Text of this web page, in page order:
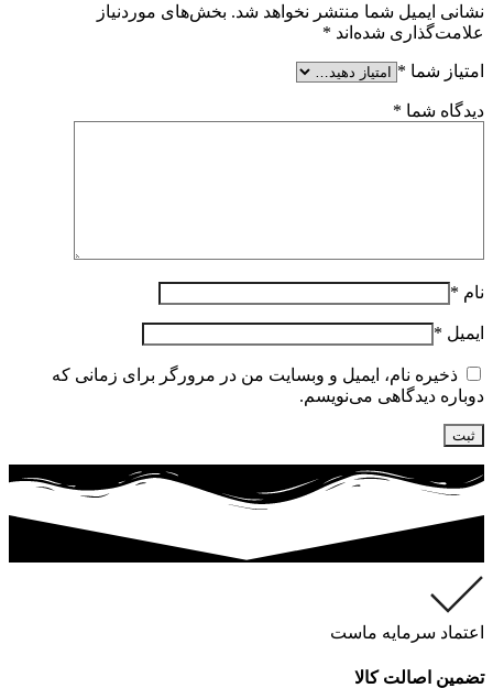
نشانی ایمیل شما منتشر نخواهد شد. بخش‌های موردنیاز
علامت‌گذاری شده‌اند *
امتیاز شما *
دیدگاه شما *
نام *
ایمیل *
ذخیره نام، ایمیل و وبسایت من در مرورگر برای زمانی که
دوباره دیدگاهی می‌نویسم.
اعتماد سرمایه ماست
تضمین اصالت کالا